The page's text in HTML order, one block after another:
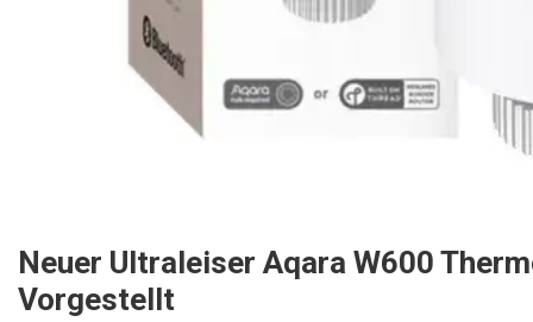
Neuer Ultraleiser Aqara W600
Vorgestellt